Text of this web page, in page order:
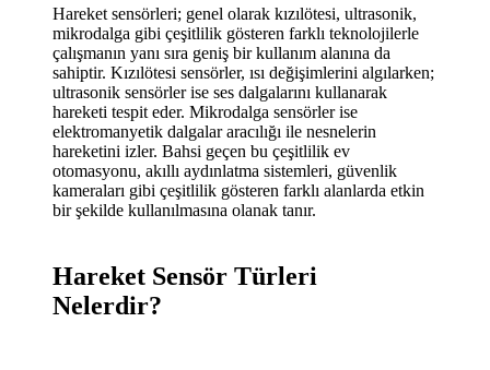
Hareket sensörleri; genel olarak kızılötesi, ultrasonik,
mikrodalga gibi çeşitlilik gösteren farklı teknolojilerle
çalışmanın yanı sıra geniş bir kullanım alanına da
sahiptir. Kızılötesi sensörler, ısı değişimlerini algılarken;
ultrasonik sensörler ise ses dalgalarını kullanarak
hareketi tespit eder. Mikrodalga sensörler ise
elektromanyetik dalgalar aracılığı ile nesnelerin
hareketini izler. Bahsi geçen bu çeşitlilik ev
otomasyonu, akıllı aydınlatma sistemleri, güvenlik
kameraları gibi çeşitlilik gösteren farklı alanlarda etkin
bir şekilde kullanılmasına olanak tanır.
Hareket Sensör Türleri
Nelerdir?